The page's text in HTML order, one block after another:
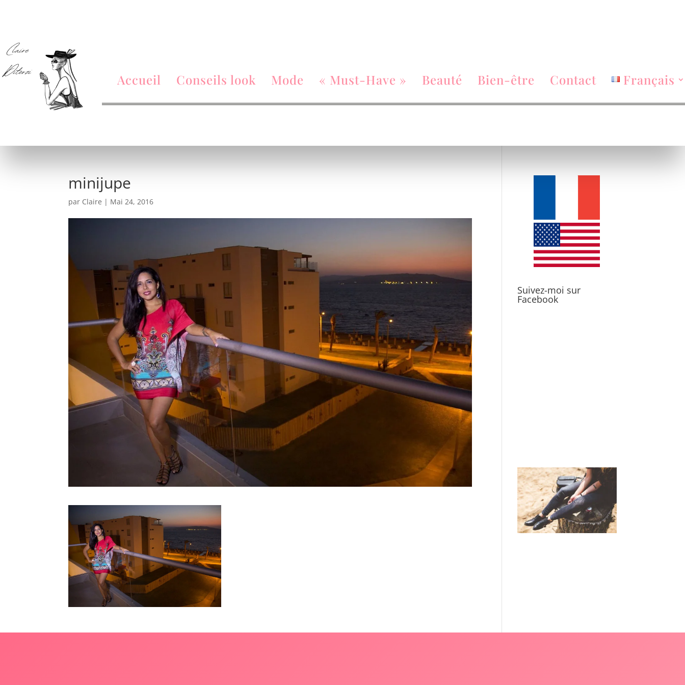
Accueil Conseils look Mode « Must-Have » Beauté Bien-être Contact Français
minijupe
par Claire | Mai 24, 2016
Suivez-moi sur
Facebook